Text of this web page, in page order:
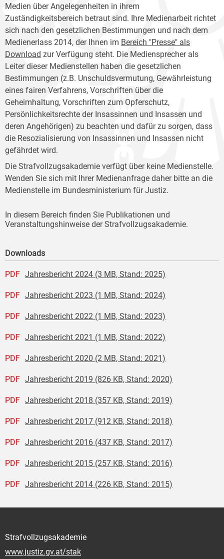
Medien über Angelegenheiten in ihrem
Zuständigkeitsbereich betraut sind. Ihre Medienarbeit richtet
sich nach den gesetzlichen Bestimmungen und nach dem
Medienerlass 2014, der Ihnen im Bereich "Presse" als
Download zur Verfügung steht. Die Mediensprecher als
Leiter dieser Medienstellen haben die gesetzlichen
Bestimmungen (z.B. Unschuldsvermutung, Gewährleistung
eines fairen Verfahrens, Vorschriften über die
Geheimhaltung, Vorschriften zum Opferschutz,
Persönlichkeitsrechte der Insassinnen und Insassen und
deren Angehörigen) zu beachten und dafür zu sorgen, dass
die Resozialisierung von Insassinnen und Insassen nicht
gefährdet wird.
Die Strafvollzugsakademie verfügt über keine Medienstelle.
Wenden Sie sich mit Ihrer Medienanfrage daher bitte an die
Medienstelle im Bundesministerium für Justiz.
In diesem Bereich finden Sie Publikationen und
Veranstaltungshinweise der Strafvollzugsakademie.
Downloads
PDF Jahresbericht 2024 (3 MB, Stand: 2025)
PDF Jahresbericht 2023 (1 MB, Stand: 2024)
PDF Jahresbericht 2022 (1 MB, Stand: 2023)
PDF Jahresbericht 2021 (1 MB, Stand: 2022)
PDF Jahresbericht 2020 (2 MB, Stand: 2021)
PDF Jahresbericht 2019 (826 KB, Stand: 2020)
PDF Jahresbericht 2018 (357 KB, Stand: 2019)
PDF Jahresbericht 2017 (912 KB, Stand: 2018)
PDF Jahresbericht 2016 (437 KB, Stand: 2017)
PDF Jahresbericht 2015 (257 KB, Stand: 2016)
PDF Jahresbericht 2014 (226 KB, Stand: 2015)
Strafvollzugsakademie
www.justiz.gv.at/stak